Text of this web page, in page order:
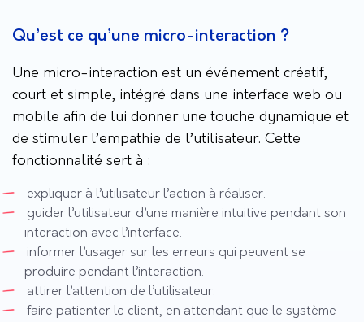
Qu’est ce qu’une micro-interaction ?
Une micro-interaction est un événement créatif,
court et simple, intégré dans une interface web ou
mobile afin de lui donner une touche dynamique et
de stimuler l’empathie de l’utilisateur. Cette
fonctionnalité sert à :
expliquer à l’utilisateur l’action à réaliser.
guider l’utilisateur d’une manière intuitive pendant son
interaction avec l’interface.
informer l’usager sur les erreurs qui peuvent se
produire pendant l’interaction.
attirer l’attention de l’utilisateur.
faire patienter le client, en attendant que le système